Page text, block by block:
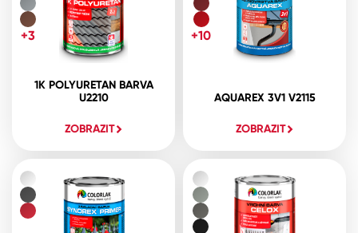
1K POLYURETAN BARVA
U2210
ZOBRAZIT
+3
AQUAREX 3V1 V2115
ZOBRAZIT
+10